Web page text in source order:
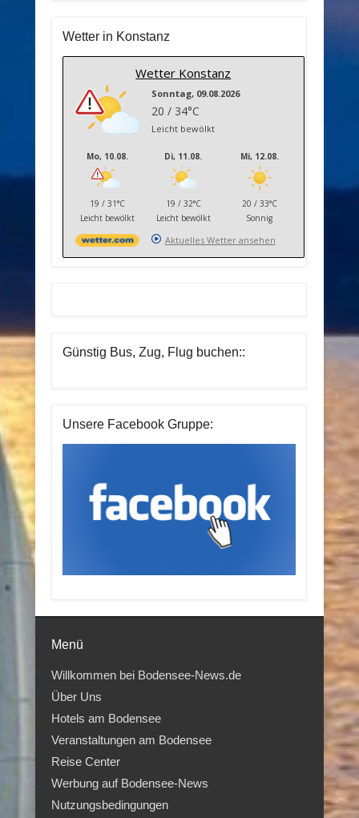
Wetter in Konstanz
Wetter Konstanz
Sonntag, 09.08.2026
20 / 34°C
Leicht bewölkt
Mo, 10.08.
19 / 31°C
Leicht bewölkt
Di, 11.08.
19 / 32°C
Leicht bewölkt
Mi, 12.08.
20 / 33°C
Sonnig
Aktuelles Wetter ansehen
Günstig Bus, Zug, Flug buchen::
Unsere Facebook Gruppe:
Menü
Willkommen bei Bodensee-News.de
Über Uns
Hotels am Bodensee
Veranstaltungen am Bodensee
Reise Center
Werbung auf Bodensee-News
Nutzungsbedingungen